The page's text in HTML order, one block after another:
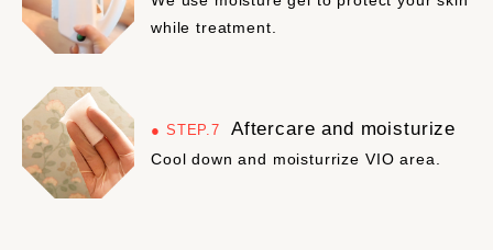
while treatment.
STEP.7 Aftercare and moisturize
Cool down and moisturrize VIO area.